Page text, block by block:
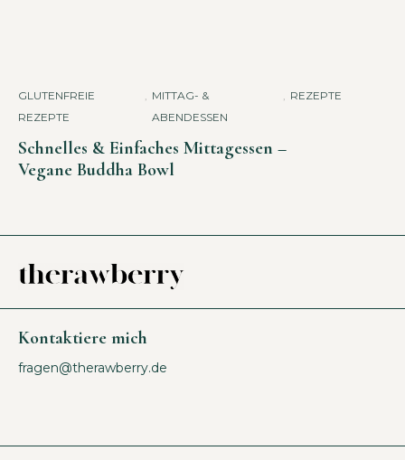
GLUTENFREIE
REZEPTE
MITTAG- &
ABENDESSEN
REZEPTE
Schnelles & Einfaches Mittagessen –
Vegane Buddha Bowl
Kontaktiere mich
fragen@therawberry.de